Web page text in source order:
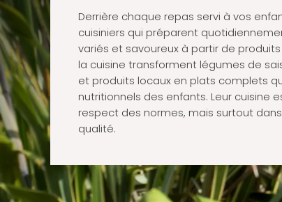
Derrière chaque repas servi à vos
cuisiniers qui préparent
variés et savoureux à partir de
la cuisine transforment légumes de
et produits locaux en plats complets
nutritionnels des enfants. Leur cuisine
respect des normes, mais surtout
qualité.